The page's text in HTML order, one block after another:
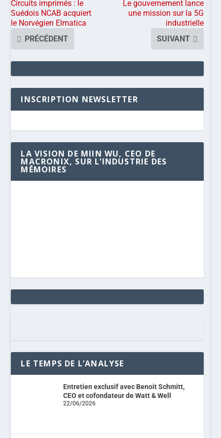
Circuits imprimés : le
Suédois NCAB acquiert
le Norvégien Elmatica
PRÉCÉDENT
Le gouvernement lance
une mission sur la 5G
industrielle
SUIVANT
INSCRIPTION NEWSLETTER
LA VISION DE MIIN WU, CEO DE
MACRONIX, SUR L’INDUSTRIE DES
MÉMOIRES
LE TEMPS DE L’ANALYSE
Entretien exclusif avec Benoit Schmitt,
CEO et cofondateur de Watt & Well
22/06/2026